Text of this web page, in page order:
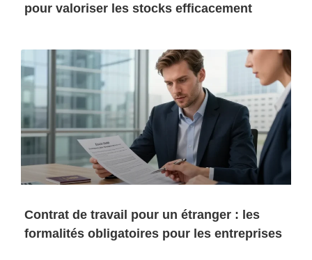
pour valoriser les stocks efficacement
Contrat de travail pour un étranger : les
formalités obligatoires pour les entreprises